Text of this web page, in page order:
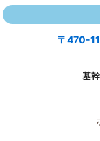
〒470-
基